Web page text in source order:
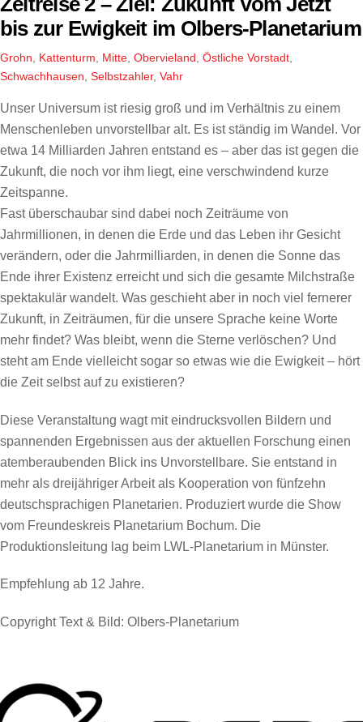
bis zur Ewigkeit im Olbers-Planetarium
Grohn, Kattenturm, Mitte, Obervieland, Östliche Vorstadt,
Schwachhausen, Selbstzahler, Vahr
Unser Universum ist riesig groß und im Verhältnis zu einem
Menschenleben unvorstellbar alt. Es ist ständig im Wandel. Vor
etwa 14 Milliarden Jahren entstand es – aber das ist gegen die
Zukunft, die noch vor ihm liegt, eine verschwindend kurze
Zeitspanne.
Fast überschaubar sind dabei noch Zeiträume von
Jahrmillionen, in denen die Erde und das Leben ihr Gesicht
verändern, oder die Jahrmilliarden, in denen die Sonne das
Ende ihrer Existenz erreicht und sich die gesamte Milchstraße
spektakulär wandelt. Was geschieht aber in noch viel fernerer
Zukunft, in Zeiträumen, für die unsere Sprache keine Worte
mehr findet? Was bleibt, wenn die Sterne verlöschen? Und
steht am Ende vielleicht sogar so etwas wie die Ewigkeit – hört
die Zeit selbst auf zu existieren?
Diese Veranstaltung wagt mit eindrucksvollen Bildern und
spannenden Ergebnissen aus der aktuellen Forschung einen
atemberaubenden Blick ins Unvorstellbare. Sie entstand in
mehr als dreijähriger Arbeit als Kooperation von fünfzehn
deutschsprachigen Planetarien. Produziert wurde die Show
vom Freundeskreis Planetarium Bochum. Die
Produktionsleitung lag beim LWL-Planetarium in Münster.
Empfehlung ab 12 Jahre.
Copyright Text & Bild: Olbers-Planetarium